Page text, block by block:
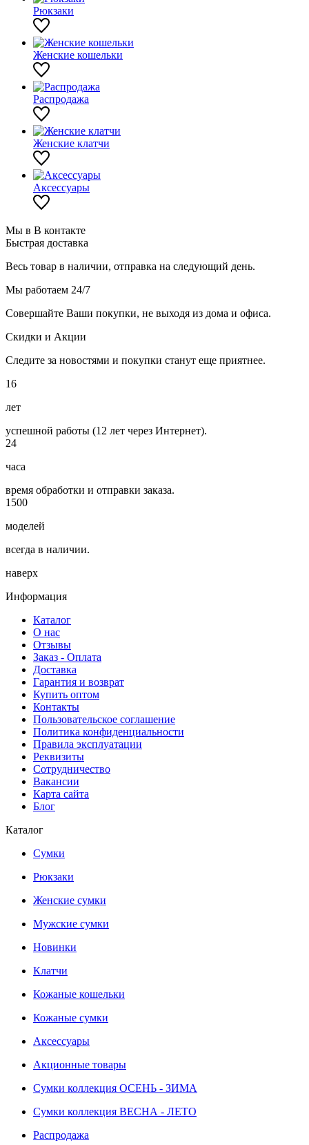
Рюкзаки
Женские кошельки
Распродажа
Женские клатчи
Аксессуары
Мы в В контакте
Быстрая доставка
Весь товар в наличии, отправка на следующий день.
Мы работаем 24/7
Совершайте Ваши покупки, не выходя из дома и офиса.
Скидки и Акции
Следите за новостями и покупки станут еще приятнее.
16
лет
успешной работы (12 лет через Интернет).
24
часа
время обработки и отправки заказа.
1500
моделей
всегда в наличии.
наверх
Информация
Каталог
О нас
Отзывы
Заказ - Оплата
Доставка
Гарантия и возврат
Купить оптом
Контакты
Пользовательское соглашение
Политика конфиденциальности
Правила эксплуатации
Реквизиты
Сотрудничество
Вакансии
Карта сайта
Блог
Каталог
Сумки
Рюкзаки
Женские сумки
Мужские сумки
Новинки
Клатчи
Кожаные кошельки
Кожаные сумки
Аксессуары
Акционные товары
Сумки коллекция ОСЕНЬ - ЗИМА
Сумки коллекция ВЕСНА - ЛЕТО
Распродажа